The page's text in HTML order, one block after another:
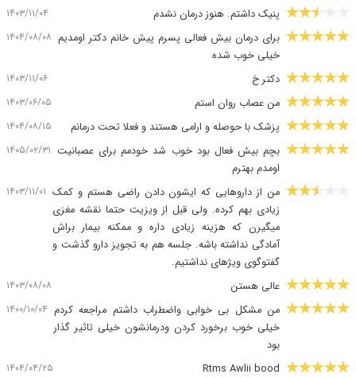
پنیک داشتم. هنوز درمان نشدم ۱۴۰۳/۱۱/۰۴
برای درمان بیش فعالی پسرم پیش خانم دکتر اومدیم
خیلی خوب شده
۱۴۰۴/۰۸/۰۸
دکتر خ ۱۴۰۳/۱۱/۰۶
من عصاب روان استم ۱۴۰۳/۰۶/۰۵
پزشک با حوصله و ارامی هستند و فعلا تحت درمانم ۱۴۰۴/۰۸/۱۵
بچم بیش فعال بود خوب شد خودمم برای عصبانیت
اومدم بهترم
۱۴۰۵/۰۲/۳۱
من از داروهایی که ایشون دادن راضی هستم و کمک
زیادی بهم کرده. ولی قبل از ویزیت حتما نقشه مغزی
میگیرن که هزینه زیادی داره و ممکنه بیمار براش
آمادگی نداشته باشه. جلسه هم به تجویز دارو گذشت و
گفتوگوی ویژهای نداشتیم.
۱۴۰۳/۱۱/۰۱
عالی هستن ۱۴۰۳/۰۸/۰۸
من مشکل بی خوابی واضطراب داشتم مراجعه کردم
خیلی خوب برخورد کردن ودرمانشون خیلی تاثیر گذار
بود
۱۴۰۰/۱۰/۰۴
Rtms Awlii bood ۱۴۰۴/۰۴/۲۵